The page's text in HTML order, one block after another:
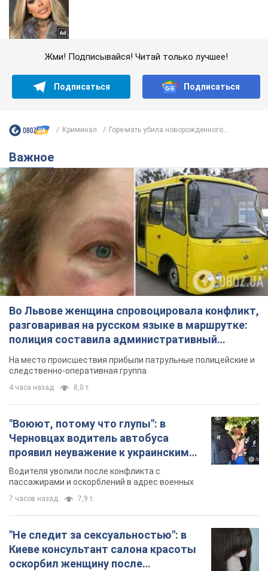
Жми! Подписывайся! Читай только лучшее!
Подписаться Подписаться
Криминал Горе-мать убила новорожденного...
Важное
Во Львове женщина спровоцировала конфликт,
разговаривая на русском языке в маршрутке:
полиция составила административный
протокол. Видео
На место происшествия прибыли патрульные полицейские и
следственно-оперативная группа
4 часа назад 8,0 т.
"Воюют, потому что глупы": в
Черновцах водитель автобуса
проявил неуважение к украинским
военным и поплатился за это.
Видео
Водителя уволили после конфликта с
пассажирами и оскорблений в адрес военных
7 часов назад 7,9 т.
"Не следит за сексуальностью": в
Киеве консультант салона красоты
оскорбил женщину после